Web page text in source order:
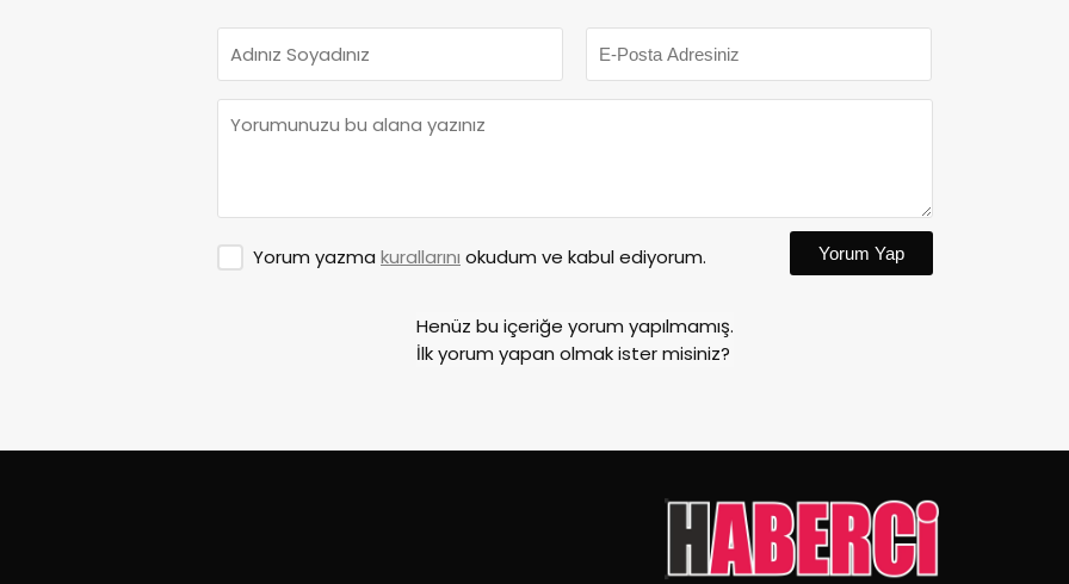
Yorum yazma kurallarını okudum ve kabul ediyorum. Yorum Yap
Henüz bu içeriğe yorum yapılmamış.
İlk yorum yapan olmak ister misiniz?